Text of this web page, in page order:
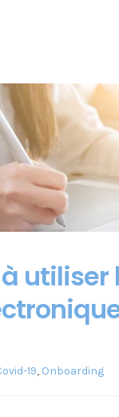
utiliser
19, Onboarding